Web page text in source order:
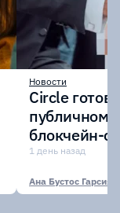
Новости
Circle
публичному
блокчейн-
участии
1 день назад
Ана Бустос Гарсия